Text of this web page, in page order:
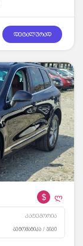
დეტალურად
$ ლ
კატეგორია
ავტომატიკა / ჯიპი